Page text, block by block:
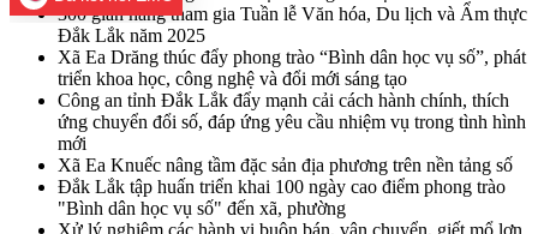
300 gian hàng tham gia Tuần lễ Văn hóa, Du lịch và Ẩm thực
Đắk Lắk năm 2025
Xã Ea Drăng thúc đẩy phong trào “Bình dân học vụ số”, phát
triển khoa học, công nghệ và đổi mới sáng tạo
Công an tỉnh Đắk Lắk đẩy mạnh cải cách hành chính, thích
ứng chuyển đổi số, đáp ứng yêu cầu nhiệm vụ trong tình hình
mới
Xã Ea Knuếc nâng tầm đặc sản địa phương trên nền tảng số
Đắk Lắk tập huấn triển khai 100 ngày cao điểm phong trào
"Bình dân học vụ số" đến xã, phường